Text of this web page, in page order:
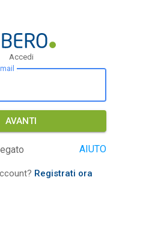
Accedi
AVANTI
AIUTO
Registrati ora